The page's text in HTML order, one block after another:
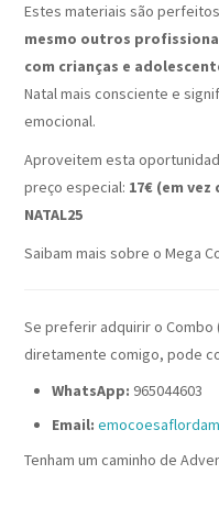
Estes materiais são
mesmo outros
com crianças e
Natal mais consciente e
emocional.
Aproveitem esta
preço especial: 17€ (em vez
NATAL25
Saibam mais sobre o Mega
Se preferir adquirir o Combo
diretamente comigo, pode
WhatsApp: 965044603
Email:
Tenham um caminho de